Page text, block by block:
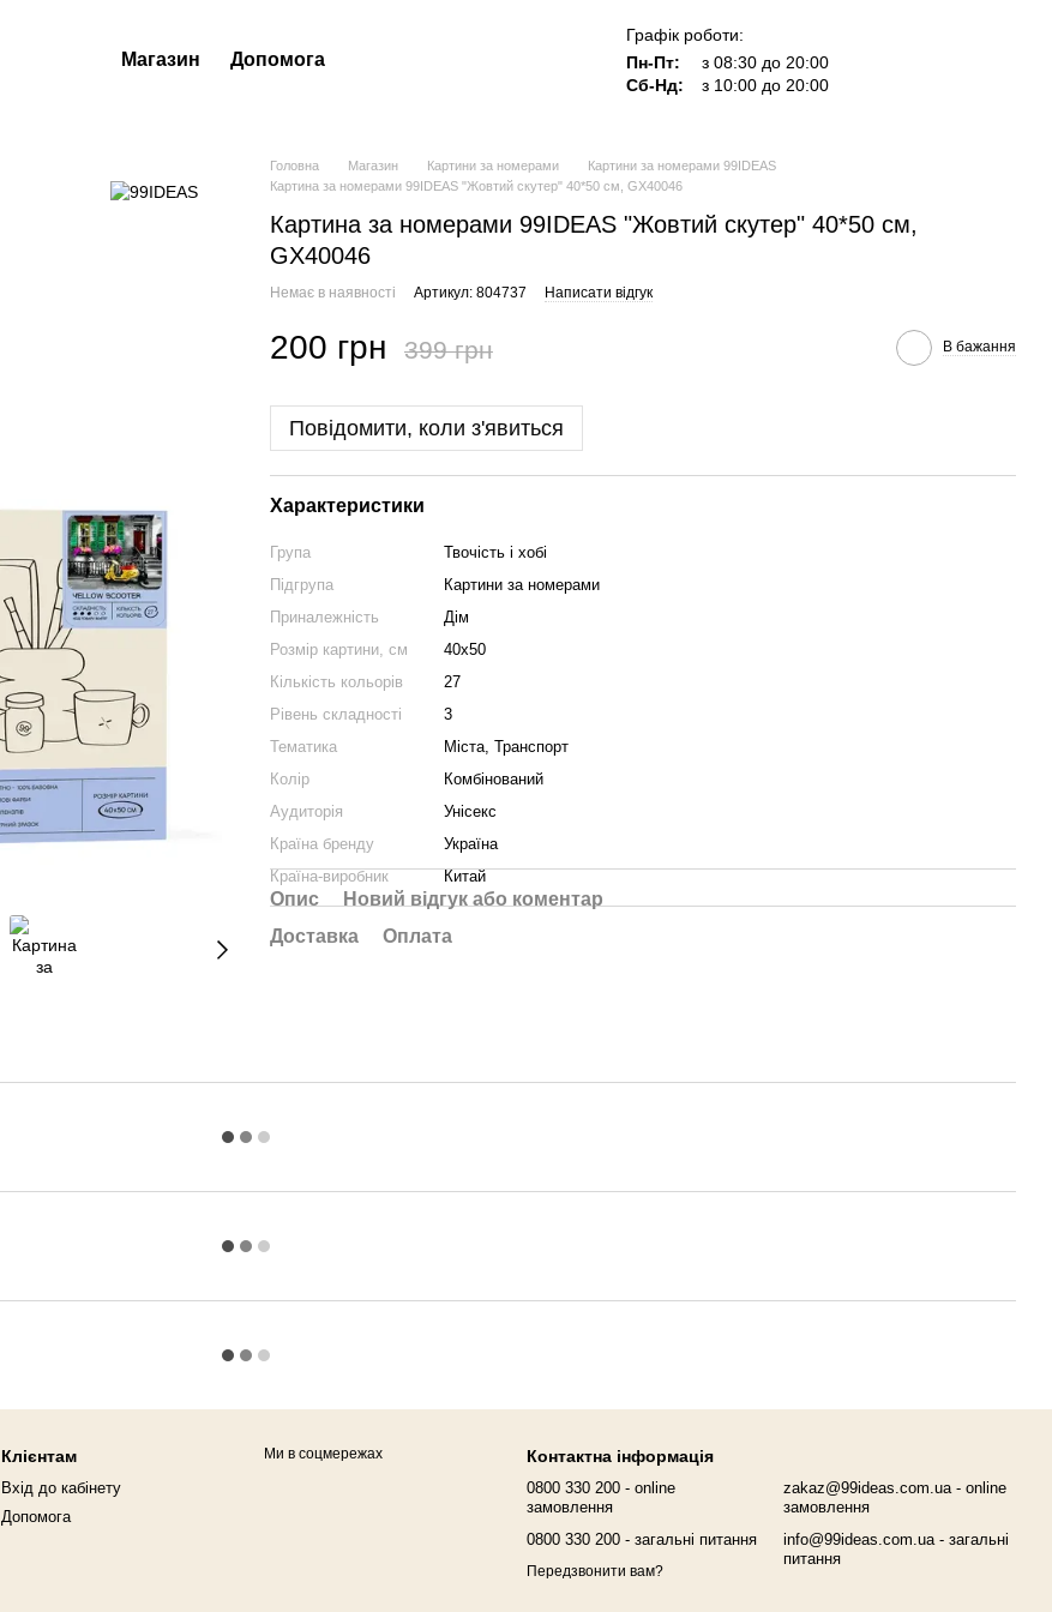
Магазин Допомога
Графік роботи:
Пн-Пт:
з 08:30 до 20:00
Сб-Нд:
з 10:00 до 20:00
Головна Магазин Картини за номерами
Картини за номерами 99IDEAS
Картина за номерами 99IDEAS "Жовтий скутер" 40*50 см, GX40046
Картина за номерами 99IDEAS "Жовтий скутер" 40*50 см,
GX40046
Немає в наявності Артикул: 804737 Написати відгук
200 грн 399 грн В бажання
Повідомити, коли з'явиться
Характеристики
Група
Твочість і хобі
Підгрупа
Картини за номерами
Приналежність
Дім
Розмір картини, см
40х50
Кількість кольорів
27
Рівень складності
3
Тематика
Міста, Транспорт
Колір
Комбінований
Аудиторія
Унісекс
Країна бренду
Україна
Країна-виробник
Китай
Опис
Новий відгук або коментар
Доставка
Оплата
Клієнтам
Вхід до кабінету
Допомога
Ми в соцмережах Контактна інформація
0800 330 200 - online
замовлення
0800 330 200 - загальні питання
Передзвонити вам?
zakaz@99ideas.com.ua - online
замовлення
info@99ideas.com.ua - загальні
питання